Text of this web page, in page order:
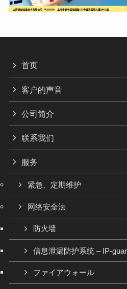
首页
客户的声音
公司简介
联系我们
服务
紧急、定期维护
网络安全法
防火墙
信息泄漏防护系统 – IP-
ファイアウォール